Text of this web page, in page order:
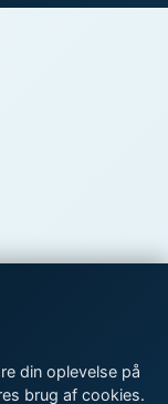
din oplevelse på
brug af cookies.